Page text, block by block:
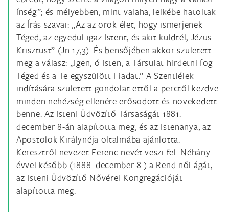
ínség”; és mélyebben, mint valaha, lelkébe hatoltak
az Írás szavai: „Az az örök élet, hogy ismerjenek
Téged, az egyedül igaz Istent, és akit küldtél, Jézus
Krisztust” (Jn 17,3). És bensőjében akkor született
meg a válasz: „Igen, ó Isten, a Társulat hirdetni fog
Téged és a Te egyszülött Fiadat.” A Szentlélek
indítására született gondolat ettől a perctől kezdve
minden nehézség ellenére erősödött és növekedett
benne. Az Isteni Üdvözítő Társaságát 1881.
december 8-án alapította meg, és az Istenanya, az
Apostolok Királynéja oltalmába ajánlotta.
Keresztről nevezet Ferenc nevét veszi fel. Néhány
évvel később (1888. december 8.) a Rend női ágát,
az Isteni Üdvözítő Nővérei Kongregációját
alapította meg.